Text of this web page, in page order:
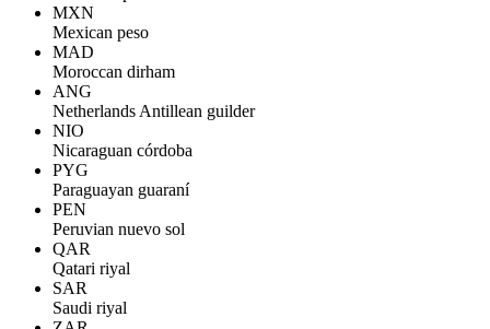
MXN
Mexican peso
MAD
Moroccan dirham
ANG
Netherlands Antillean guilder
NIO
Nicaraguan córdoba
PYG
Paraguayan guaraní
PEN
Peruvian nuevo sol
QAR
Qatari riyal
SAR
Saudi riyal